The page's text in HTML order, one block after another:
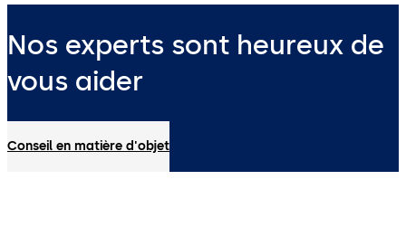
Nos experts sont heureux de
vous aider
Conseil en matière d'objet